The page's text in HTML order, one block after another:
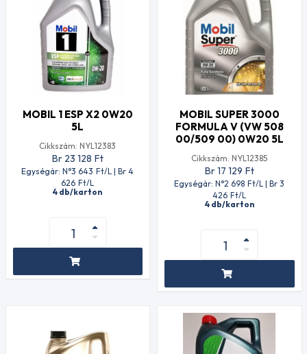
MOBIL 1 ESP X2 0W20
5L
Cikkszám: NYL12383
Br 23 128 Ft
Egységár: N°3 643 Ft/L | Br 4
626 Ft/L
4 db/karton
MOBIL SUPER 3000
FORMULA V (VW 508
00/509 00) 0W20 5L
Cikkszám: NYL12385
Br 17 129 Ft
Egységár: N°2 698 Ft/L | Br 3
426 Ft/L
4 db/karton